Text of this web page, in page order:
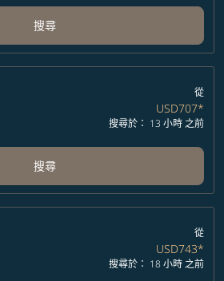
搜尋
從
USD707*
搜尋於： 13 小時 之前
搜尋
從
USD743*
搜尋於： 18 小時 之前